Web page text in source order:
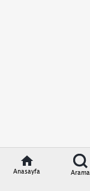
Anasayfa Arama